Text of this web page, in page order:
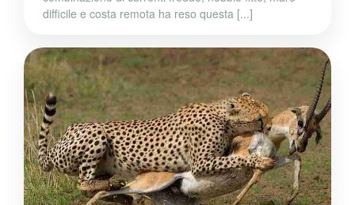
difficile e costa remota ha reso questa [...]